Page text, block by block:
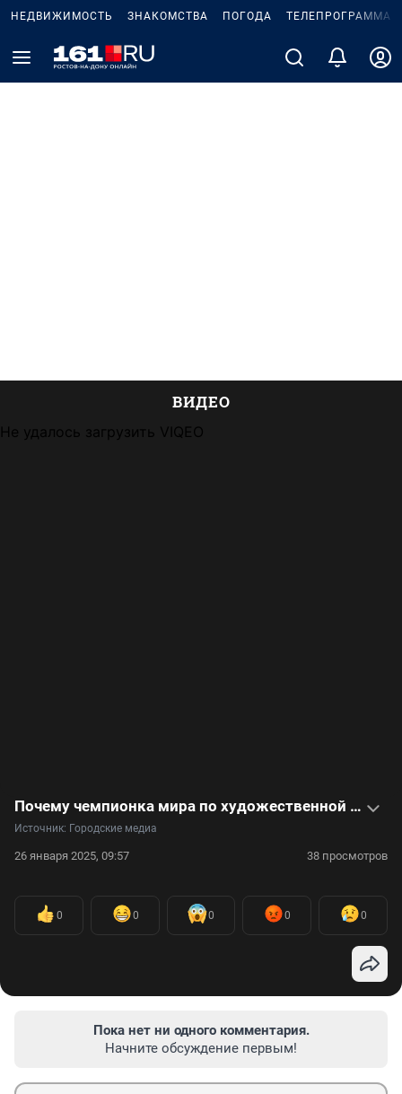
НЕДВИЖИМОСТЬ ЗНАКОМСТВА ПОГОДА ТЕЛЕПРОГРАММА
ВИДЕО
Не удалось загрузить VIQEO
Почему чемпионка мира по художественной гимнастике Карпухина поругалась с дочкой? Рассказываем в видео
Источник: Городские медиа
26 января 2025, 09:57 38 просмотров
0 0 0 0 0
Пока нет ни одного комментария.
Начните обсуждение первым!